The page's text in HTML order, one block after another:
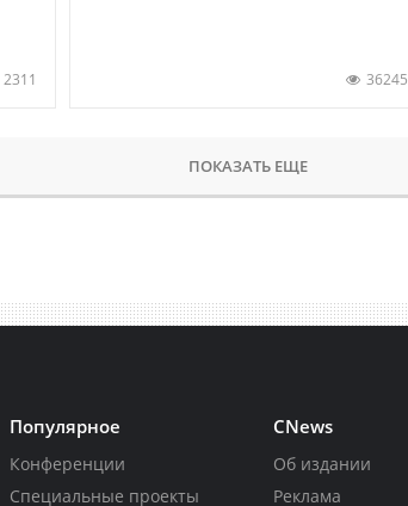
2311 36245
ПОКАЗАТЬ ЕЩЕ
Популярное
Конференции
Специальные проекты
CNews
Об издании
Реклама